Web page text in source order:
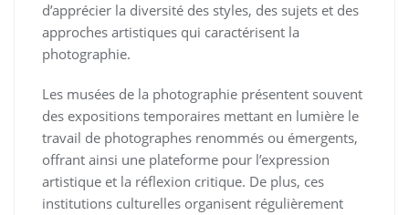
d’apprécier la diversité des styles, des sujets et des
approches artistiques qui caractérisent la
photographie.
Les musées de la photographie présentent souvent
des expositions temporaires mettant en lumière le
travail de photographes renommés ou émergents,
offrant ainsi une plateforme pour l’expression
artistique et la réflexion critique. De plus, ces
institutions culturelles organisent régulièrement